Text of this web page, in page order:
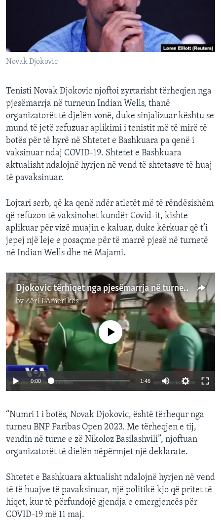
Novak Djokovic
Tenisti Novak Djokovic njoftoi zyrtarisht tërheqjen nga
pjesëmarrja në turneun Indian Wells, thanë
organizatorët të djelën vonë, duke sinjalizuar kështu se
mund të jetë refuzuar aplikimi i tenistit më të mirë të
botës për të hyrë në Shtetet e Bashkuara pa qenë i
vaksinuar ndaj COVID-19. Shtetet e Bashkuara
aktualisht ndalojnë hyrjen në vend të shtetasve të huaj
të pavaksinuar.
Lojtari serb, që ka qenë ndër atletët më të rëndësishëm
që refuzon të vaksinohet kundër Covid-it, kishte
aplikuar për vizë muajin e kaluar, duke kërkuar që t’i
jepej një leje e posaçme për të marrë pjesë në turnetë
në Indian Wells dhe në Majami.
Djokovic tërhiqet nga pjesëmarrja në turneun në Shtetet e Bashkuara
byZëri i Amerikës
No media source currently available
0:00 1:46
“Numri 1 i botës, Novak Djokovic, është tërhequr nga
turneu BNP Paribas Open 2023. Me tërheqjen e tij,
vendin në turne e zë Nikoloz Basilashvili”, njoftuan
organizatorët të dielën nëpërmjet një deklarate.
Shtetet e Bashkuara aktualisht ndalojnë hyrjen në vend
të të huajve të pavaksinuar, një politikë kjo që pritet të
hiqet, kur të përfundojë gjendja e emergjencës për
COVID-19 më 11 maj.